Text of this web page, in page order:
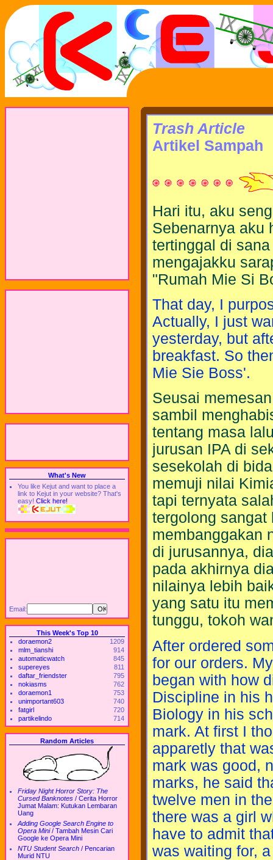
What's New
You like Kejut and want to place a
link to Kejut in your website? That's
easy! Click here!
Email:
This Week's Top 10
doraemon2
1209
mlm_tianshi
914
automaticwatch
845
supereyes
811
daftar_friendster
795
nokiasms
762
doraemon1
753
unimportant603
740
fatgirl
720
partikelindo
714
Random Articles
Friday Night Horror Story: The
Cursed Banknotes / Cerita Horror
Jumat Malam: Kutukan Lembaran
Uang
Adding Google Search Engine to
Opera Mini/ Tambah Mesin Cari
Google ke Opera Mini
NTU Student Search / Pencarian
Murid NTU
Trash Article
Artikel Sampah
Hari itu, aku
Sebenarnya aku
tertinggal di
mengajakku
"Rumah Mie Si
That day, I
Actually, I just
yesterday, but
breakfast. So
Mie Sie Boss'.
Seusai
sambil
tentang masa
jurusan IPA di
sesekolah di
memuji nilai
tapi ternyata
tergolong sangat
membanggakan
di jurusannya,
pada akhirnya
nilainya lebih
yang satu itu
tunggu, tokoh
After ordered
for our orders.
began with how
Discipline in his
Biology in his
mark. At first I
apparetly that
mark was good,
marks, he said
twelve men in
there was a girl
have to admit
was waiting for,